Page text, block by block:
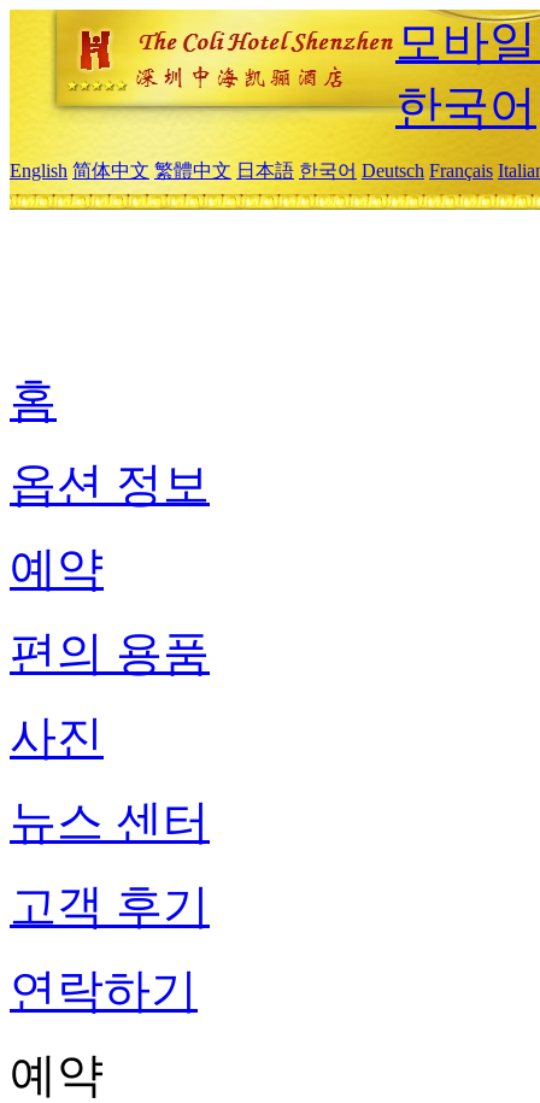
모바
한국어
English 简体中文 繁體中文 日本語 한국어 Deutsch Français
홈
옵션 정보
예약
편의 용품
사진
뉴스 센터
고객 후기
연락하기
예약